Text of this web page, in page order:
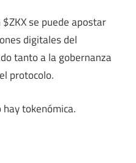
$ZKX se puede apostar
digitales del
tanto a la gobernanza
protocolo.
hay tokenómica.